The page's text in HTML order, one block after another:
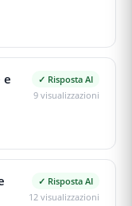
e
✓ Risposta AI
9 visualizzazioni
✓ Risposta AI
12 visualizzazioni